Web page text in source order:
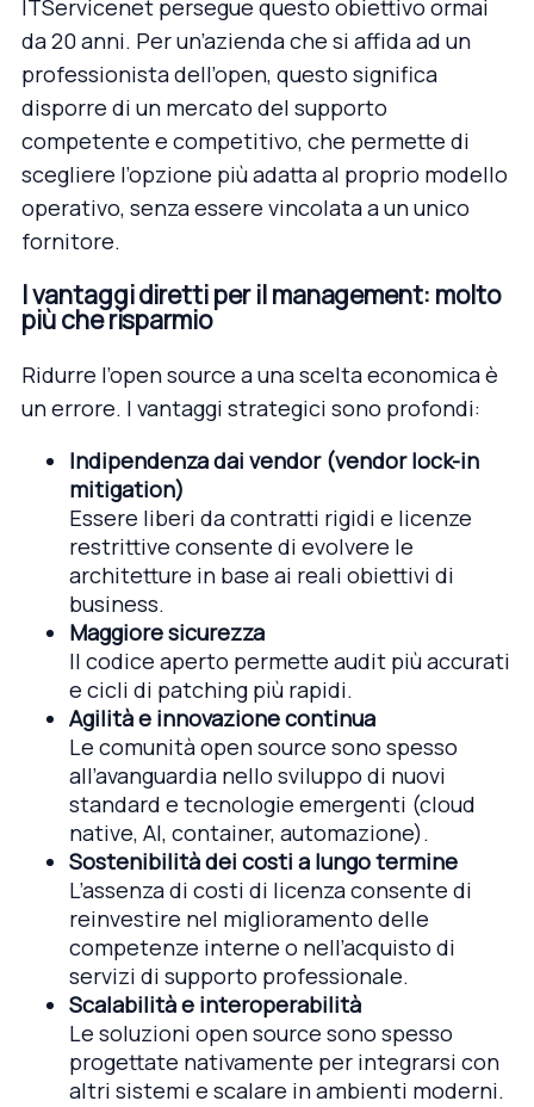
ITServicenet persegue questo obiettivo ormai
da 20 anni. Per un’azienda che si affida ad un
professionista dell’open, questo significa
disporre di un mercato del supporto
competente e competitivo, che permette di
scegliere l’opzione più adatta al proprio modello
operativo, senza essere vincolata a un unico
fornitore.
I vantaggi diretti per il management: molto
più che risparmio
Ridurre l’open source a una scelta economica è
un errore. I vantaggi strategici sono profondi:
Indipendenza dai vendor (vendor lock-in
mitigation)
Essere liberi da contratti rigidi e licenze
restrittive consente di evolvere le
architetture in base ai reali obiettivi di
business.
Maggiore sicurezza
Il codice aperto permette audit più accurati
e cicli di patching più rapidi.
Agilità e innovazione continua
Le comunità open source sono spesso
all’avanguardia nello sviluppo di nuovi
standard e tecnologie emergenti (cloud
native, AI, container, automazione).
Sostenibilità dei costi a lungo termine
L’assenza di costi di licenza consente di
reinvestire nel miglioramento delle
competenze interne o nell’acquisto di
servizi di supporto professionale.
Scalabilità e interoperabilità
Le soluzioni open source sono spesso
progettate nativamente per integrarsi con
altri sistemi e scalare in ambienti moderni.